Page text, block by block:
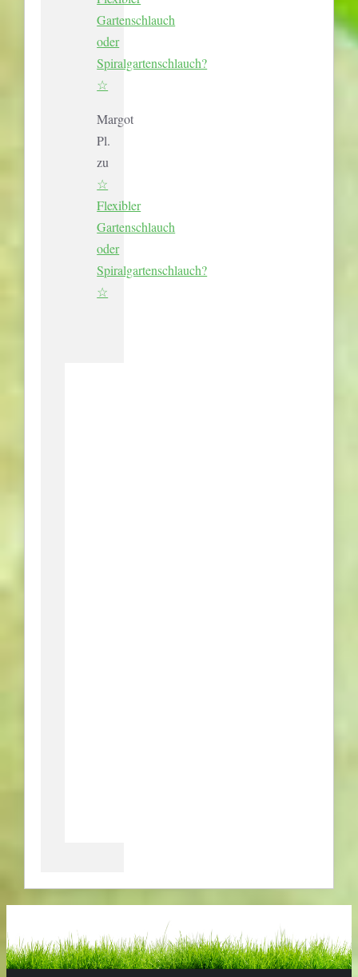
Gartenschlauch
oder
Spiralgartenschlauch?
☆
Margot
Pl.
zu
☆
Flexibler
Gartenschlauch
oder
Spiralgartenschlauch?
☆